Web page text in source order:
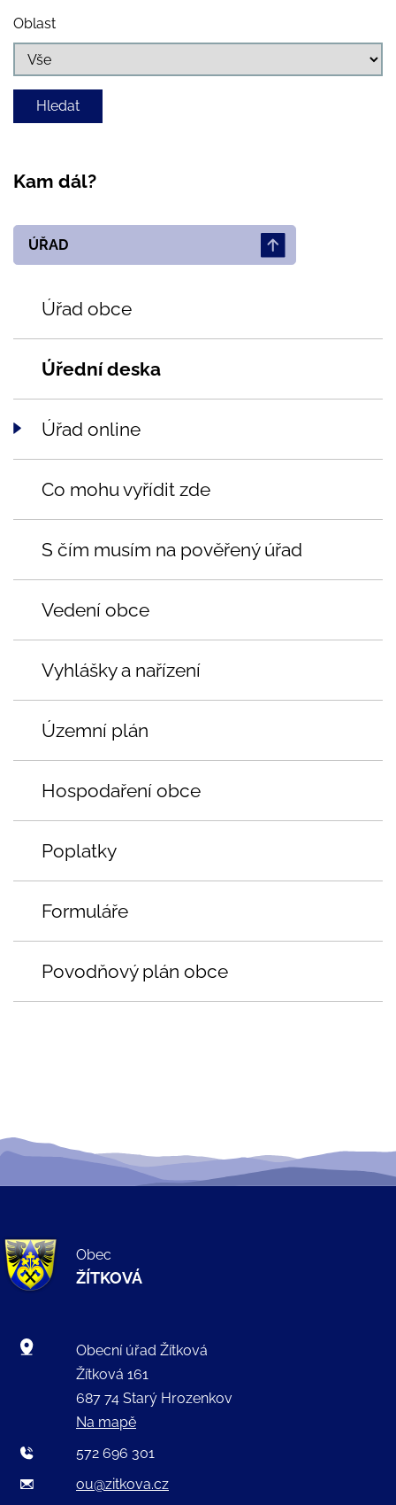
Oblast
Kam dál?
ÚŘAD
Úřad obce
Úřední deska
Úřad online
Co mohu vyřídit zde
S čím musím na pověřený úřad
Vedení obce
Vyhlášky a nařízení
Územní plán
Hospodaření obce
Poplatky
Formuláře
Povodňový plán obce
Obec
ŽÍTKOVÁ
Obecní úřad Žítková
Žítková 161
687 74 Starý Hrozenkov
Na mapě
572 696 301
ou@zitkova.cz